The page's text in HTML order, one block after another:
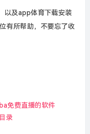
以及app体育下载安装
有所帮助，不要忘了收
免费直播的软件
录